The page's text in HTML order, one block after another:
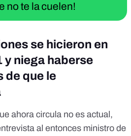
no te la cuelen!
se hicieron en
y niega haberse
de que le
ahora circula no es actual,
al entonces ministro de